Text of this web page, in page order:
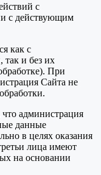
с
с действующим
как с
так и без их
При
Сайта не
что администрация
данные
в целях оказания
лица имеют
на основании